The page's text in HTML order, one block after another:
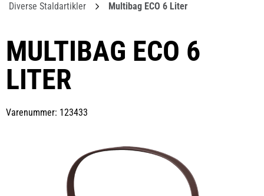
Diverse Staldartikler
Multibag ECO 6 Liter
MULTIBAG ECO 6
LITER
Varenummer: 123433